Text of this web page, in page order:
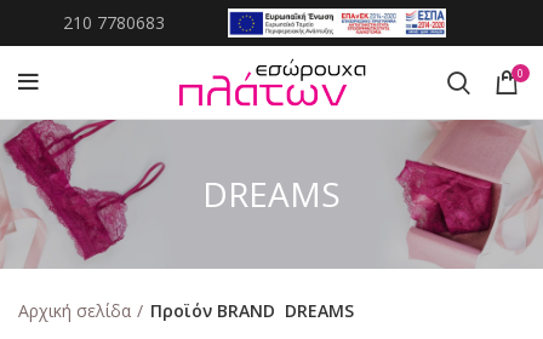
210 7780683
0
DREAMS
Αρχική σελίδα Προϊόν BRAND DREAMS